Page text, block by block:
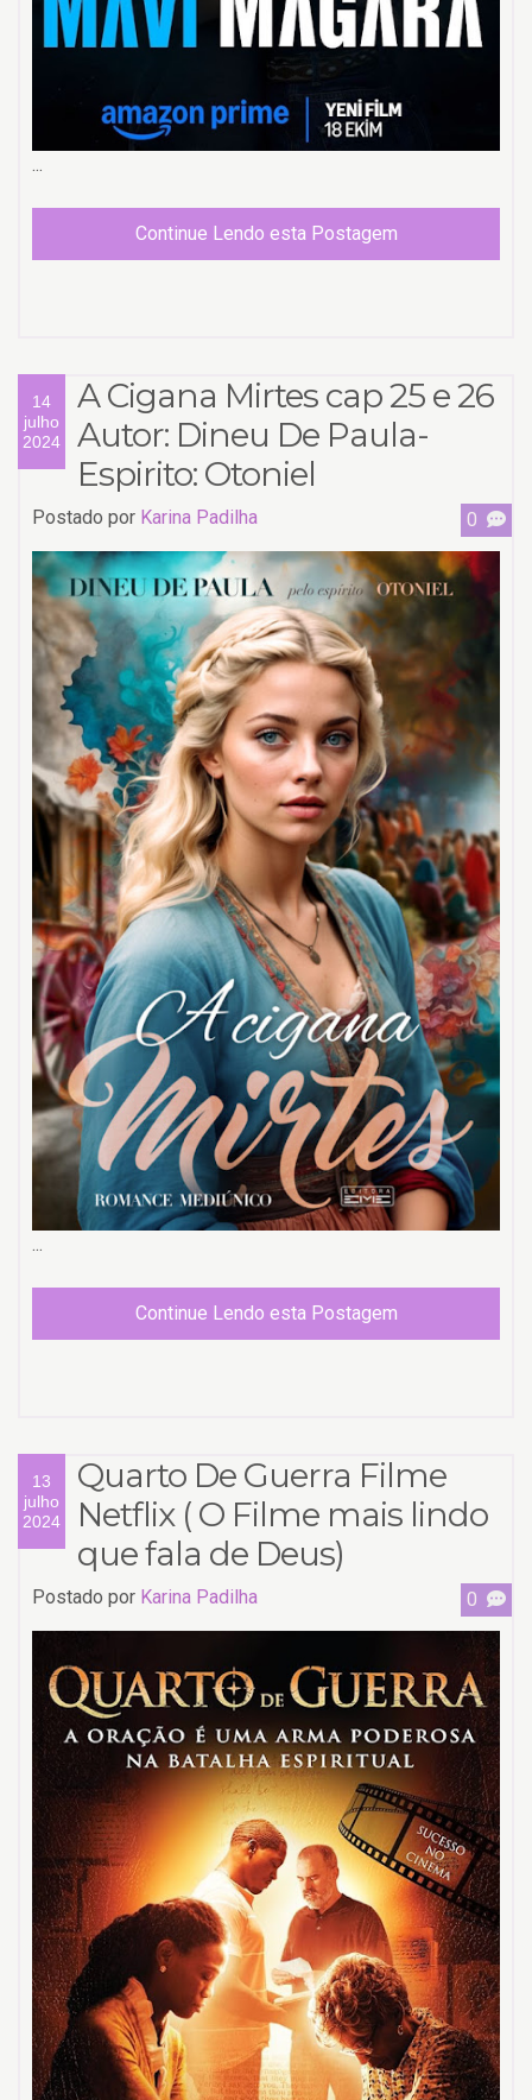
Continue Lendo esta Postagem
14
julho
2024
A Cigana Mirtes cap 25 e 26
Autor: Dineu De Paula-
Espirito: Otoniel
Postado por Karina Padilha 0
...
Continue Lendo esta Postagem
13
julho
2024
Quarto De Guerra Filme
Netflix ( O Filme mais lindo
que fala de Deus)
Postado por Karina Padilha 0